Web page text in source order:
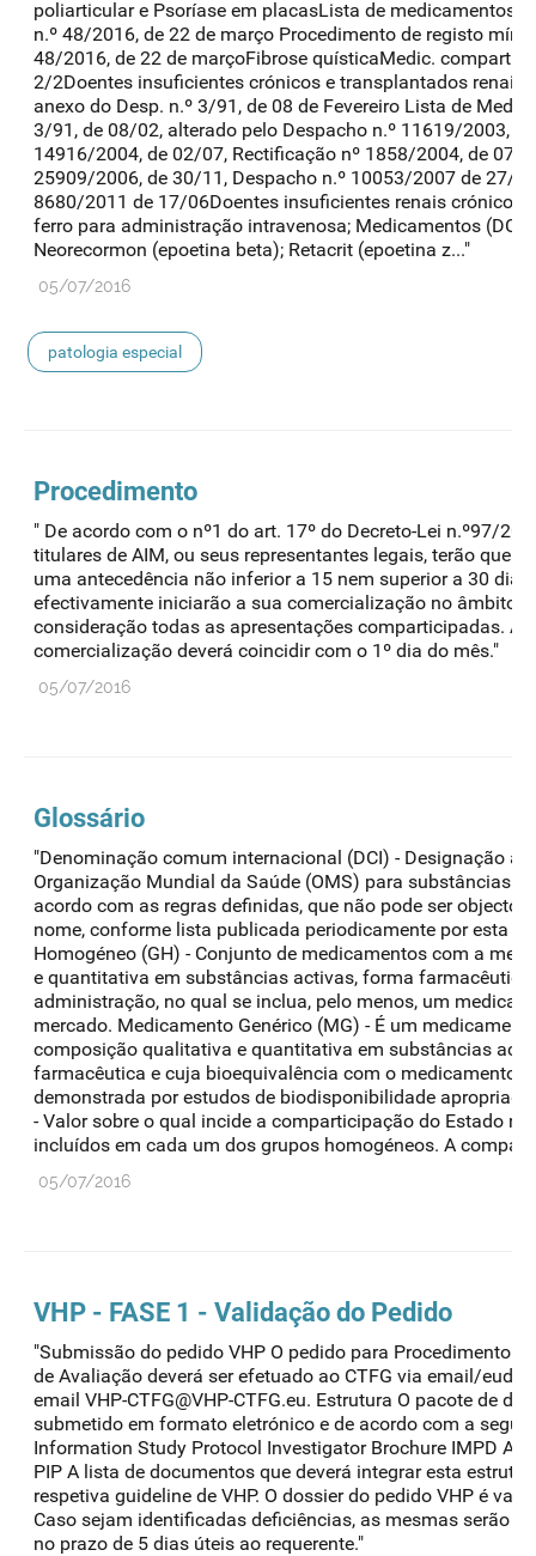
poliarticular e Psoríase em placasLista de medicamentos
n.º 48/2016, de 22 de março Procedimento de registo
48/2016, de 22 de marçoFibrose quísticaMedic.
2/2Doentes insuficientes crónicos e transplantados renais
anexo do Desp. n.º 3/91, de 08 de Fevereiro Lista de
3/91, de 08/02, alterado pelo Despacho n.º 11619/2003,
14916/2004, de 02/07, Rectificação nº 1858/2004, de 07/
25909/2006, de 30/11, Despacho n.º 10053/2007 de 27/
8680/2011 de 17/06Doentes insuficientes renais
ferro para administração intravenosa; Medicamentos
Neorecormon (epoetina beta); Retacrit (epoetina z..."
05/07/2016
patologia especial
Procedimento
" De acordo com o nº1 do art. 17º do Decreto-Lei n.º97/
titulares de AIM, ou seus representantes legais, terão que
uma antecedência não inferior a 15 nem superior a 30
efectivamente iniciarão a sua comercialização no âmbito
consideração todas as apresentações comparticipadas. A
comercialização deverá coincidir com o 1º dia do mês."
05/07/2016
Glossário
"Denominação comum internacional (DCI) - Designação
Organização Mundial da Saúde (OMS) para substâncias
acordo com as regras definidas, que não pode ser objecto
nome, conforme lista publicada periodicamente por esta
Homogéneo (GH) - Conjunto de medicamentos com a
e quantitativa em substâncias activas, forma
administração, no qual se inclua, pelo menos, um
mercado. Medicamento Genérico (MG) - É um
composição qualitativa e quantitativa em substâncias
farmacêutica e cuja bioequivalência com o medicamento
demonstrada por estudos de biodisponibilidade
- Valor sobre o qual incide a comparticipação do Estado
incluídos em cada um dos grupos homogéneos. A
05/07/2016
VHP - FASE 1 - Validação do Pedido
"Submissão do pedido VHP O pedido para Procedimento
de Avaliação deverá ser efetuado ao CTFG via email/
email VHP-CTFG@VHP-CTFG.eu. Estrutura O pacote de
submetido em formato eletrónico e de acordo com a
Information Study Protocol Investigator Brochure IMPD
PIP A lista de documentos que deverá integrar esta
respetiva guideline de VHP. O dossier do pedido VHP é
Caso sejam identificadas deficiências, as mesmas serão
no prazo de 5 dias úteis ao requerente."